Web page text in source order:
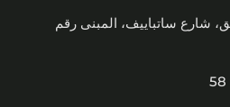
شارع ساتباييف، المبنى رقم